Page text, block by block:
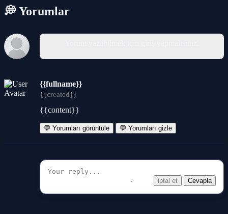
💭 Yorumlar
{{fullname}}
{{created}}
{{content}}
💬 Yorumları görüntüle 💬 Yorumları gizle
iptal et Cevapla